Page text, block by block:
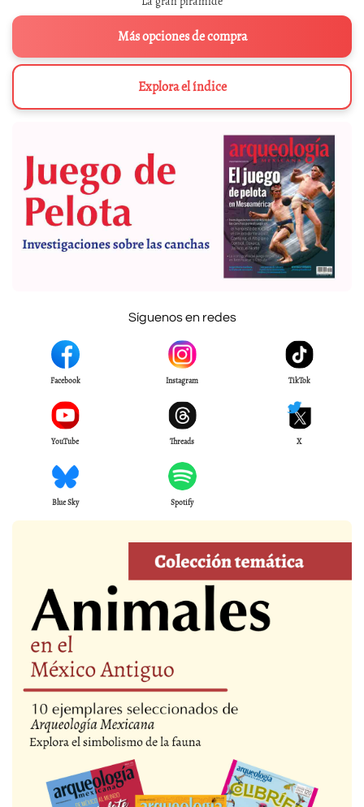
Más opciones de compra
Explora el índice
Síguenos en redes
Facebook Instagram TikTok
YouTube Threads X
Blue Sky Spotify